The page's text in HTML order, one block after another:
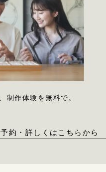
制作体験を無料で。
約・詳しくはこちらから